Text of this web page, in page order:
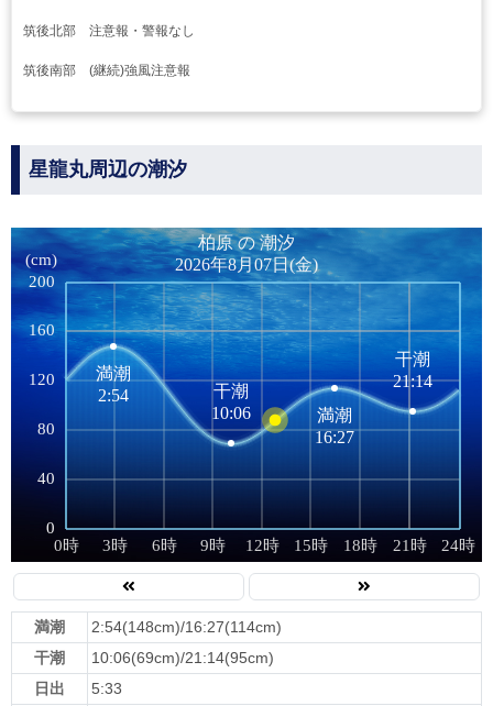
筑後北部 注意報・警報なし
筑後南部 (継続)強風注意報
星龍丸周辺の潮汐
満潮
2:54(148cm)/16:27(114cm)
干潮
10:06(69cm)/21:14(95cm)
日出
5:33